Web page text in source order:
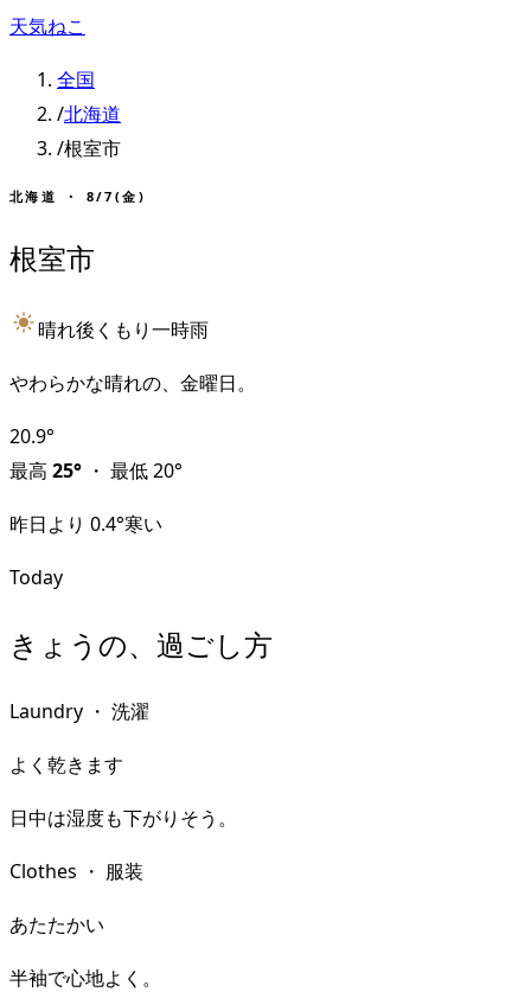
天気ねこ
全国
/北海道
/根室市
北海道 ・ 8/7(金)
根室市
晴れ後くもり一時雨
やわらかな晴れの、金曜日。
20.9°
最高 25° ・ 最低20°
昨日より 0.4°寒い
Today
きょうの、過ごし方
Laundry ・ 洗濯
よく乾きます
日中は湿度も下がりそう。
Clothes ・ 服装
あたたかい
半袖で心地よく。